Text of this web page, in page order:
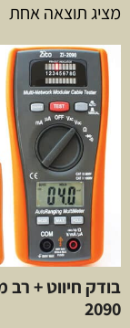
מציג תוצאה אחת
2090